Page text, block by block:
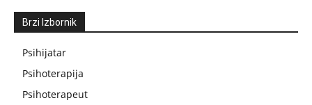
Brzi Izbornik
Psihijatar
Psihoterapija
Psihoterapeut